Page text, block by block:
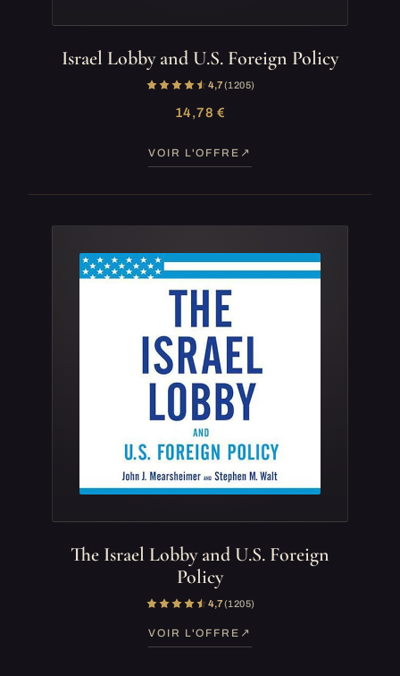
Israel Lobby and U.S. Foreign Policy
4,7(1 205)
14,78 €
VOIR L'OFFRE
The Israel Lobby and U.S. Foreign
Policy
4,7(1 205)
VOIR L'OFFRE